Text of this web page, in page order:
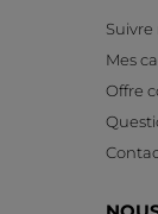
Mes
Offre